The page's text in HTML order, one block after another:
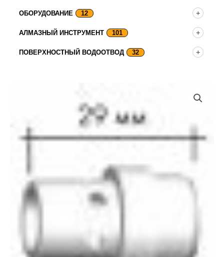
ОБОРУДОВАНИЕ 12
АЛМАЗНЫЙ ИНСТРУМЕНТ 101
ПОВЕРХНОСТНЫЙ ВОДООТВОД 32